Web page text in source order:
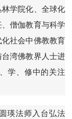
学院化、全球化
僧伽教育与科学
社会中佛教教育
湾佛教界人士进
学、修中的关注
瑛法师入台弘法